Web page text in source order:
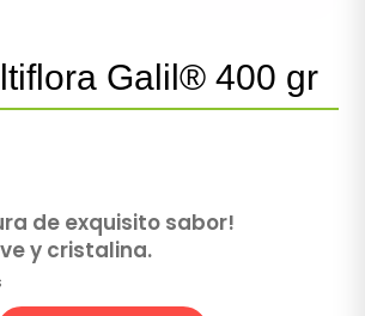
Galil® 400 gr
de exquisito sabor!
y cristalina.